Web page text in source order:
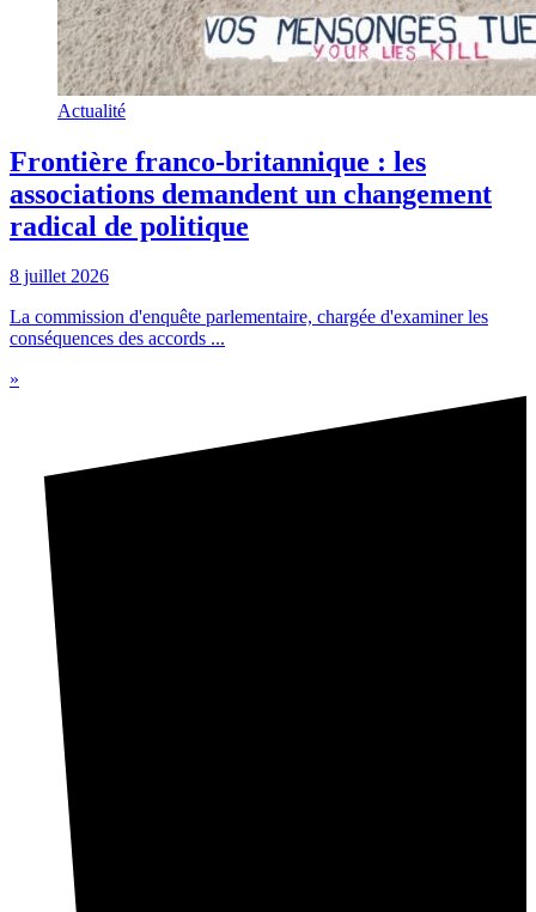
Actualité
Frontière franco-britannique : les
associations demandent un changement
radical de politique
8 juillet 2026
La commission d'enquête parlementaire, chargée d'examiner les
conséquences des accords ...
»